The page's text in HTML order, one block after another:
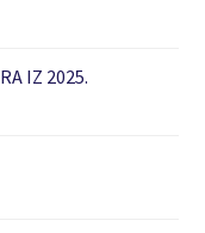
IZ 2025.